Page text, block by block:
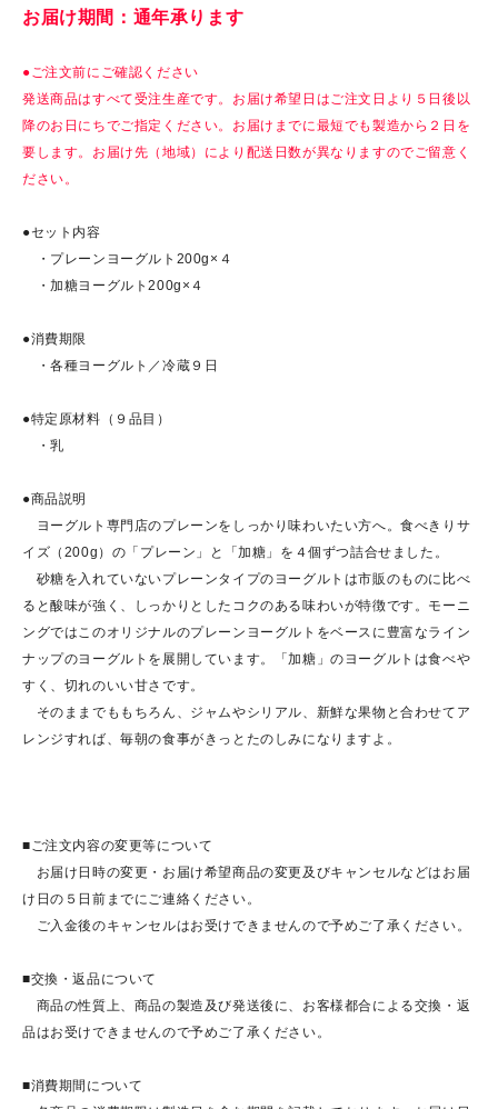
お届け期間：通年承ります
●ご注文前にご確認ください
発送商品はすべて受注生産です。お届け希望日はご注文日より５日後以
降のお日にちでご指定ください。お届けまでに最短でも製造から２日を
要します。お届け先（地域）により配送日数が異なりますのでご留意く
ださい。
●セット内容
・プレーンヨーグルト200g×４
・加糖ヨーグルト200g×４
●消費期限
・各種ヨーグルト／冷蔵９日
●特定原材料（９品目）
・乳
●商品説明
ヨーグルト専門店のプレーンをしっかり味わいたい方へ。食べきりサ
イズ（200g）の「プレーン」と「加糖」を４個ずつ詰合せました。
砂糖を入れていないプレーンタイプのヨーグルトは市販のものに比べ
ると酸味が強く、しっかりとしたコクのある味わいが特徴です。モーニ
ングではこのオリジナルのプレーンヨーグルトをベースに豊富なライン
ナップのヨーグルトを展開しています。「加糖」のヨーグルトは食べや
すく、切れのいい甘さです。
そのままでももちろん、ジャムやシリアル、新鮮な果物と合わせてア
レンジすれば、毎朝の食事がきっとたのしみになりますよ。
■ご注文内容の変更等について
お届け日時の変更・お届け希望商品の変更及びキャンセルなどはお届
け日の５日前までにご連絡ください。
ご入金後のキャンセルはお受けできませんので予めご了承ください。
■交換・返品について
商品の性質上、商品の製造及び発送後に、お客様都合による交換・返
品はお受けできませんので予めご了承ください。
■消費期間について